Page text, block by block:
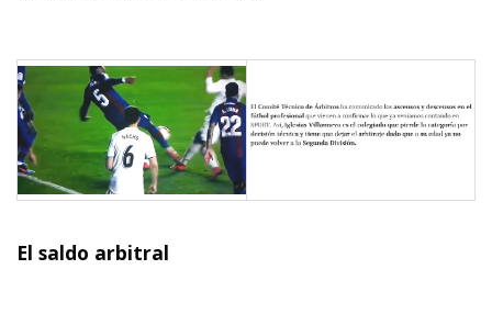
El saldo arbitral